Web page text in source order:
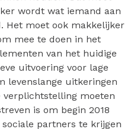
wordt wat iemand aan
Het moet ook makkelijker
mee te doen in het
van het huidige
uitvoering voor lage
levenslange uitkeringen
verplichtstelling moeten
is om begin 2018
partners te krijgen